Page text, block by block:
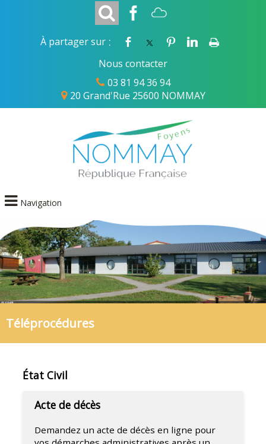
20 Grand'Rue 25600 NOMMAY
03 81 94 36 94
Nous contacter
À partager sur :
Navigation
VIE SCOLAIRE
Ecole & restauration
Téléprocédures
État Civil
Acte de décès
Demandez un acte de décès en ligne pour